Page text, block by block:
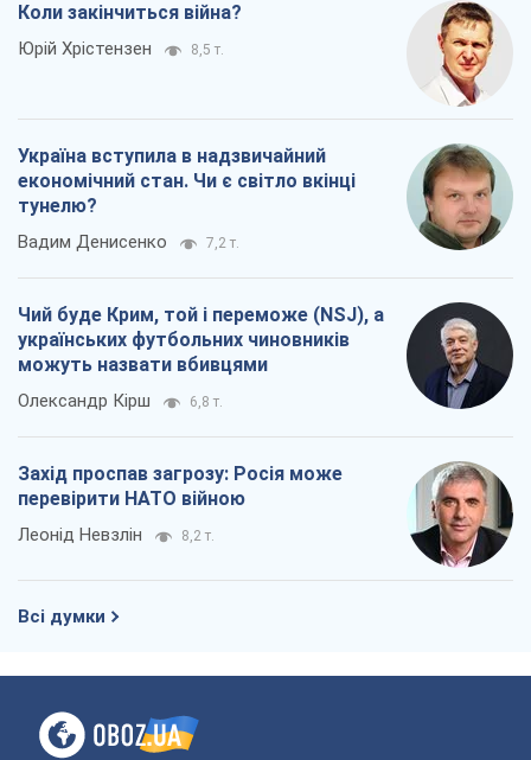
Коли закінчиться війна?
Юрій Хрістензен 8,5 т.
Україна вступила в надзвичайний
економічний стан. Чи є світло вкінці
тунелю?
Вадим Денисенко 7,2 т.
Чий буде Крим, той і переможе (NSJ), а
українських футбольних чиновників
можуть назвати вбивцями
Олександр Кірш 6,8 т.
Захід проспав загрозу: Росія може
перевірити НАТО війною
Леонід Невзлін 8,2 т.
Всі думки